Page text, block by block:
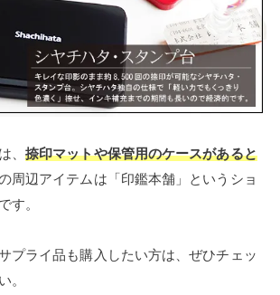
、 捺印マットや保管用のケースがあると
周辺アイテムは「印鑑本舗」というショ
す。
プライ品も購入したい方は、ぜひチェッ
。